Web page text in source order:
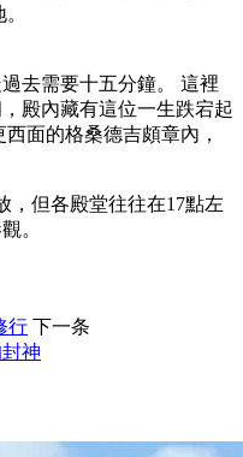
去需要十五分鐘。 這裡
殿內藏有這位一生跌宕起
面的格桑德吉頗章內，
，但各殿堂往往在17點左
。
行 下一条
神